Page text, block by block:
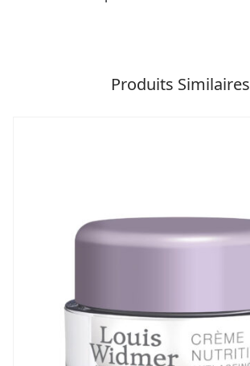
Produits Similaires